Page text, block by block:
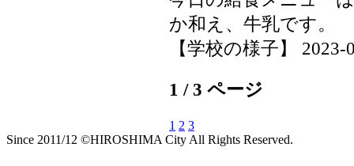
か和え、牛乳です。
【学校の様子】 2023-
1 / 3 ページ
1 2 3
Since 2011/12 ©HIROSHIMA City All Rights Reserved.